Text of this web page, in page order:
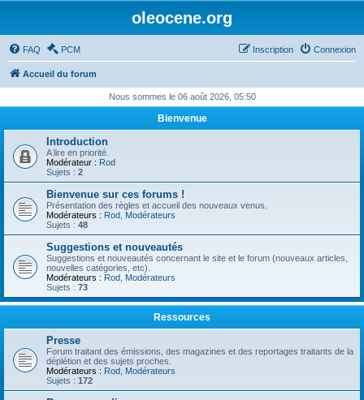
oleocene.org
FAQ PCM Connexion
Inscription
Accueil du forum
Nous sommes le 06 août 2026, 05:50
Bienvenue
Introduction
A lire en priorité.
Modérateur : Rod
Sujets : 2
Bienvenue sur ces forums !
Présentation des règles et accueil des nouveaux venus.
Modérateurs : Rod Modérateurs
Sujets : 48
Suggestions et nouveautés
Suggestions et nouveautés concernant le site et le forum (nouveaux articles,
nouvelles catégories, etc).
Modérateurs : Rod Modérateurs
Sujets : 73
Ressources
Presse
Forum traitant des émissions, des magazines et des reportages traitants de la
déplétion et des sujets proches.
Modérateurs : Rod Modérateurs
Sujets : 172